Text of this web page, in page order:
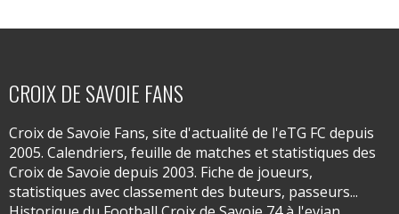
CROIX DE SAVOIE FANS
Croix de Savoie Fans, site d'actualité de l'eTG FC depuis
2005. Calendriers, feuille de matches et statistiques des
Croix de Savoie depuis 2003. Fiche de joueurs,
statistiques avec classement des buteurs, passeurs...